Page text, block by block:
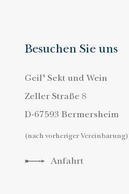
Besuchen Sie uns
Geils Sekt und Wein
Zeller Straße 8
D-67593 Bermersheim
(nach vorheriger Vereinbarung)
Anfahrt